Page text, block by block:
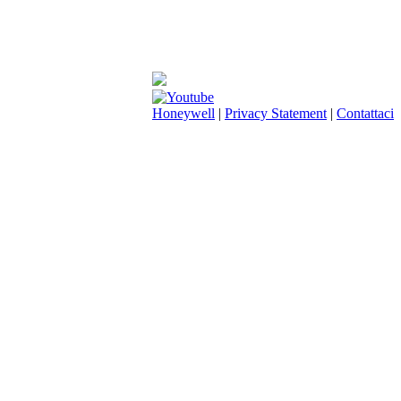
Honeywell | Privacy Statement | Contattaci